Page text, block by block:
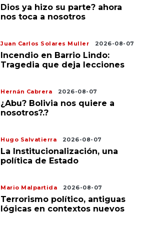
Dios ya hizo su parte? ahora
nos toca a nosotros
Juan Carlos Solares Muller 2026-08-07
Incendio en Barrio Lindo:
Tragedia que deja lecciones
Hernán Cabrera 2026-08-07
¿Abu? Bolivia nos quiere a
nosotros?.?
Hugo Salvatierra 2026-08-07
La Institucionalización, una
política de Estado
Mario Malpartida 2026-08-07
Terrorismo político, antiguas
lógicas en contextos nuevos